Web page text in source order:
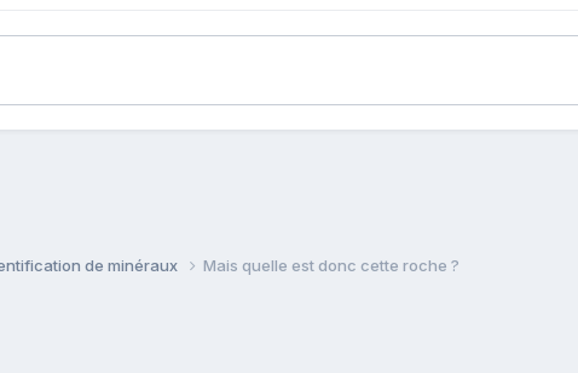
de minéraux Mais quelle est donc cette roche ?